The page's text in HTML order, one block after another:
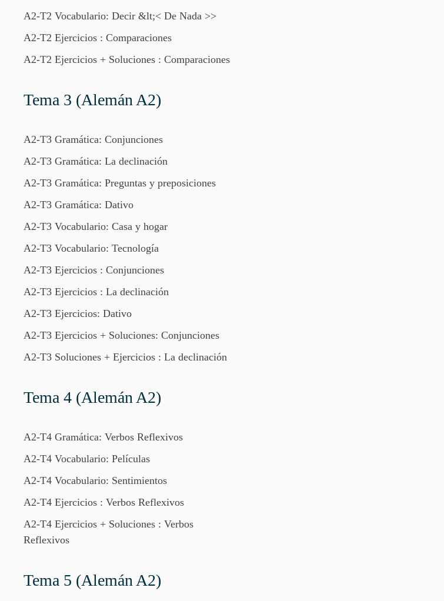
A2-T2 Vocabulario: Decir &lt;< De Nada >>
A2-T2 Ejercicios : Comparaciones
A2-T2 Ejercicios + Soluciones : Comparaciones
Tema 3 (Alemán A2)
A2-T3 Gramática: Conjunciones
A2-T3 Gramática: La declinación
A2-T3 Gramática: Preguntas y preposiciones
A2-T3 Gramática: Dativo
A2-T3 Vocabulario: Casa y hogar
A2-T3 Vocabulario: Tecnología
A2-T3 Ejercicios : Conjunciones
A2-T3 Ejercicios : La declinación
A2-T3 Ejercicios: Dativo
A2-T3 Ejercicios + Soluciones: Conjunciones
A2-T3 Soluciones + Ejercicios : La declinación
Tema 4 (Alemán A2)
A2-T4 Gramática: Verbos Reflexivos
A2-T4 Vocabulario: Películas
A2-T4 Vocabulario: Sentimientos
A2-T4 Ejercicios : Verbos Reflexivos
A2-T4 Ejercicios + Soluciones : Verbos
Reflexivos
Tema 5 (Alemán A2)